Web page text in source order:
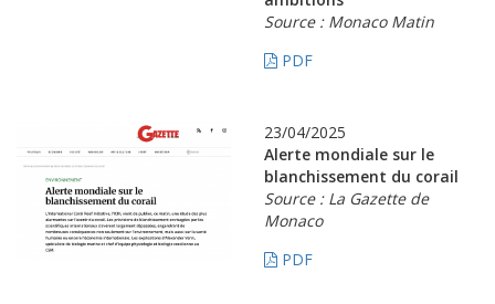
Source : Monaco Matin
PDF
23/04/2025
Alerte mondiale sur le
blanchissement du corail
Source : La Gazette de
Monaco
PDF